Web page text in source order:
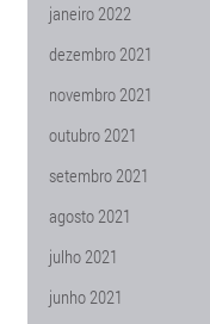
janeiro 2022
dezembro 2021
novembro 2021
outubro 2021
setembro 2021
agosto 2021
julho 2021
junho 2021